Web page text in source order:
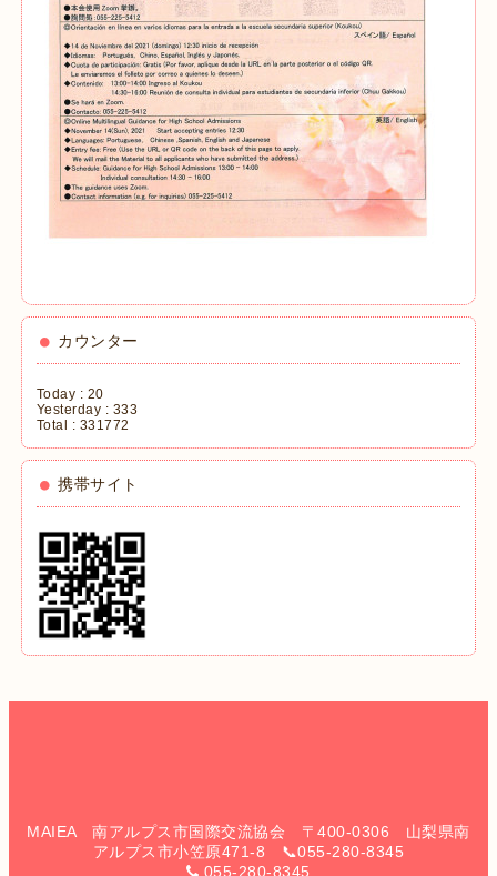
カウンター
Today : 20
Yesterday : 333
Total : 331772
携帯サイト
MAIEA 南アルプス市国際交流協会 〒400-0306 山梨県南
アルプス市小笠原471-8 📞055-280-8345
055-280-8345